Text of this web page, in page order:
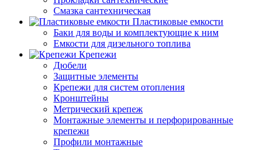
Смазка сантехническая
Пластиковые емкости
Баки для воды и комплектующие к ним
Емкости для дизельного топлива
Крепежи
Дюбели
Защитные элементы
Крепежи для систем отопления
Кронштейны
Метрический крепеж
Монтажные элементы и перфорированные
крепежи
Профили монтажные